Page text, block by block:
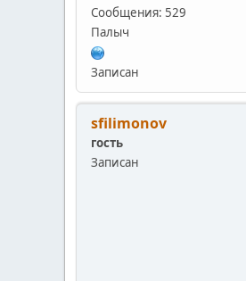
Сообщения: 529
Палыч
Записан
sfilimonov
гость
Записан